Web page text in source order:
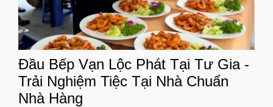
Đầu Bếp Vạn Lộc Phát Tại Tư Gia -
Trải Nghiệm Tiệc Tại Nhà Chuẩn
Nhà Hàng